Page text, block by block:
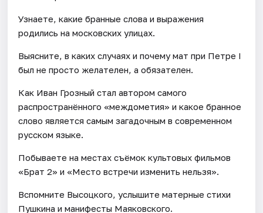
Узнаете, какие бранные слова и выражения
родились на московских улицах.
Выясните, в каких случаях и почему мат при Петре I
был не просто желателен, а обязателен.
Как Иван Грозный стал автором самого
распространённого «междометия» и какое бранное
слово является самым загадочным в современном
русском языке.
Побываете на местах съёмок культовых фильмов
«Брат 2» и «Место встречи изменить нельзя».
Вспомните Высоцкого, услышите матерные стихи
Пушкина и манифесты Маяковского.